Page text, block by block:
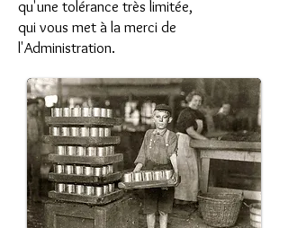
qu'une tolérance très limitée,
qui vous met à la merci de
l'Administration.